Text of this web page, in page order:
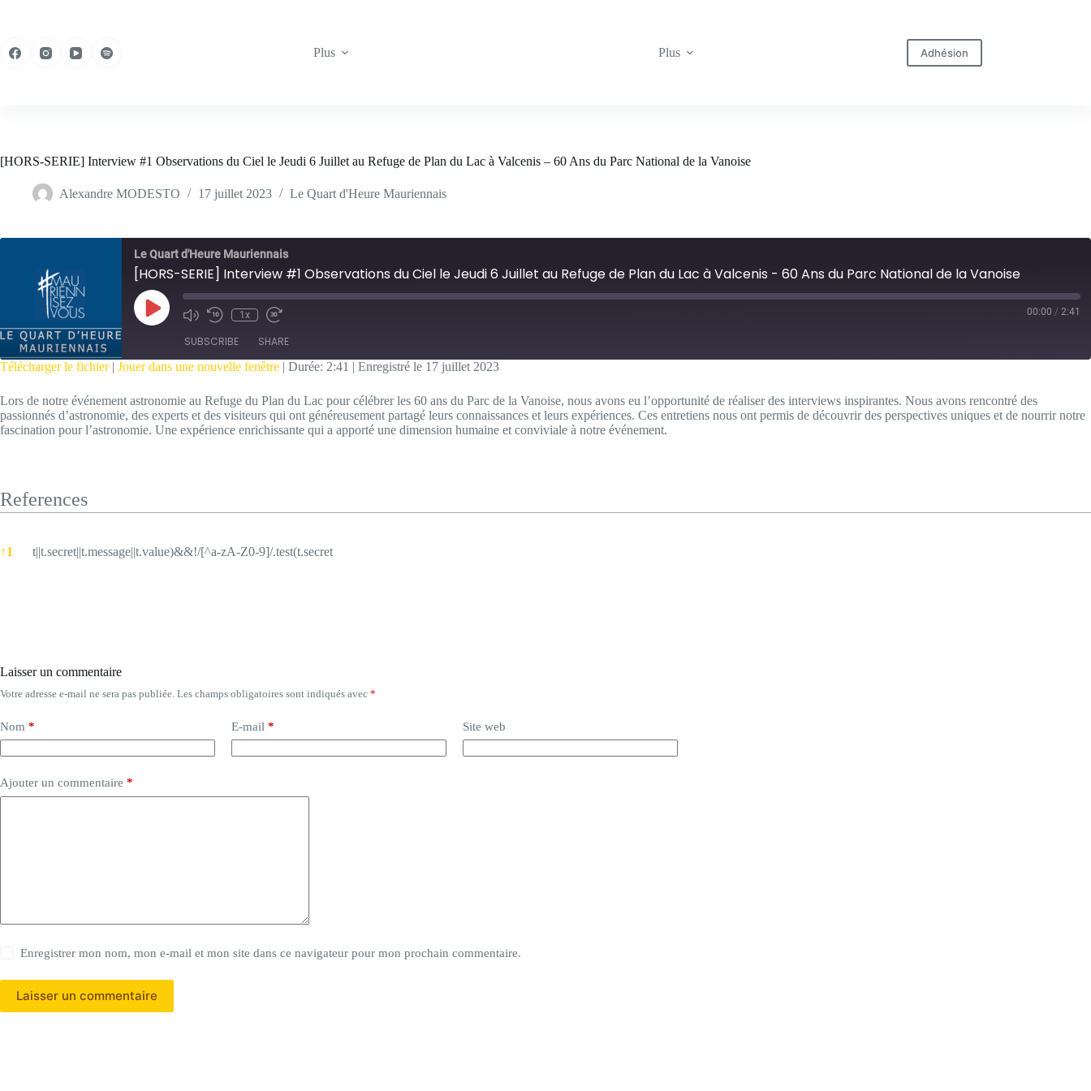
Plus
Plus Adhésion
[HORS-SERIE] Interview #1 Observations du Ciel le Jeudi 6 Juillet au Refuge de Plan du Lac à Valcenis – 60 Ans du Parc National de la Vanoise
Alexandre MODESTO 17 juillet 2023 Le Quart d'Heure Mauriennais
Le Quart d'Heure Mauriennais
[HORS-SERIE] Interview #1 Observations du Ciel le Jeudi 6 Juillet au Refuge de Plan du Lac à Valcenis - 60 Ans du Parc National de la Vanoise
Play
Episode
1x 00:00 / 2:41
SUBSCRIBE SHARE
RSS FEED
SHARE
LINK
Télécharger le fichier| Jouer dans une nouvelle fenêtre | Durée: 2:41 | Enregistré le 17 juillet 2023
Lors de notre événement astronomie au Refuge du Plan du Lac pour célébrer les 60 ans du Parc de la Vanoise, nous avons eu l’opportunité de réaliser des interviews inspirantes. Nous avons rencontré des
passionnés d’astronomie, des experts et des visiteurs qui ont généreusement partagé leurs connaissances et leurs expériences. Ces entretiens nous ont permis de découvrir des perspectives uniques et de nourrir notre
fascination pour l’astronomie. Une expérience enrichissante qui a apporté une dimension humaine et conviviale à notre événement.
References
↑1 t||t.secret||t.message||t.value)&&!/[^a-zA-Z0-9]/.test(t.secret
Laisser un commentaire
Votre adresse e-mail ne sera pas publiée. Les champs obligatoires sont indiqués avec *
Nom * E-mail * Site web
Ajouter un commentaire *
Enregistrer mon nom, mon e-mail et mon site dans ce navigateur pour mon prochain commentaire.
Laisser un commentaire